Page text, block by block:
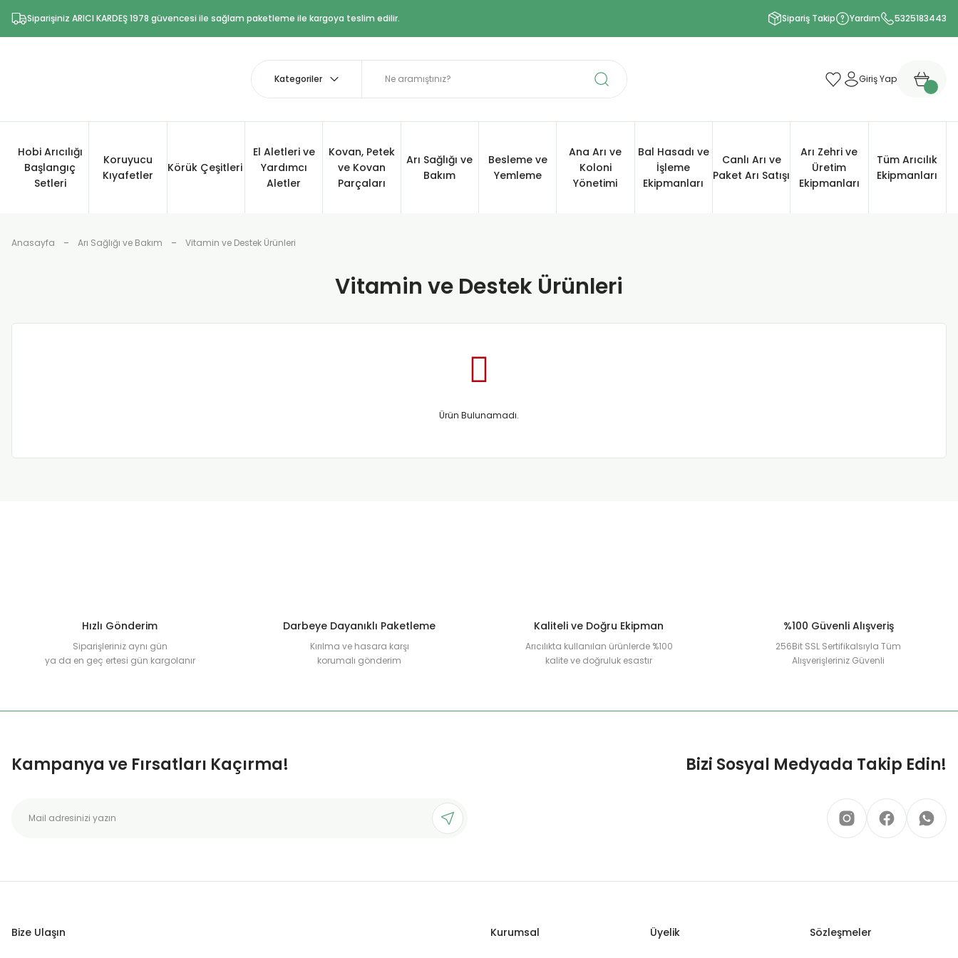
Siparişiniz ARICI KARDEŞ 1978 güvencesi ile sağlam paketleme ile kargoya teslim edilir. Sipariş Takip Yardım 5325183443
Giriş Yap
Hobi Arıcılığı
Başlangıç
Setleri
Koruyucu
Kıyafetler
Körük Çeşitleri
El Aletleri ve
Yardımcı
Aletler
Kovan, Petek
ve Kovan
Parçaları
Arı Sağlığı ve
Bakım
Besleme ve
Yemleme
Ana Arı ve
Koloni
Yönetimi
Bal Hasadı ve
İşleme
Ekipmanları
Canlı Arı ve
Paket Arı Satışı
Arı Zehri ve
Üretim
Ekipmanları
Tüm Arıcılık
Ekipmanları
Anasayfa Arı Sağlığı ve Bakım Vitamin ve Destek Ürünleri
Vitamin ve Destek Ürünleri
Ürün Bulunamadı.
Hızlı Gönderim
Siparişleriniz aynı gün
ya da en geç ertesi gün kargolanır
Darbeye Dayanıklı Paketleme
Kırılma ve hasara karşı
korumalı gönderim
Kaliteli ve Doğru Ekipman
Arıcılıkta kullanılan ürünlerde %100
kalite ve doğruluk esastır
%100 Güvenli Alışveriş
256Bit SSL Sertifikalsıyla Tüm
Alışverişleriniz Güvenli
Kampanya ve Fırsatları Kaçırma! Bizi Sosyal Medyada Takip Edin!
Bize Ulaşın Kurumsal Üyelik Sözleşmeler